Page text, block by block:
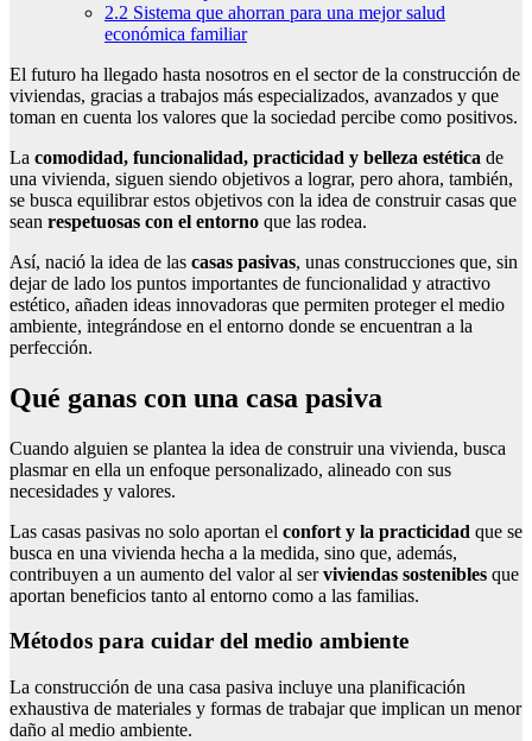
2.2 Sistema que ahorran para una mejor salud
económica familiar
El futuro ha llegado hasta nosotros en el sector de la construcción de
viviendas, gracias a trabajos más especializados, avanzados y que
toman en cuenta los valores que la sociedad percibe como positivos.
La comodidad, funcionalidad, practicidad y belleza estética de
una vivienda, siguen siendo objetivos a lograr, pero ahora, también,
se busca equilibrar estos objetivos con la idea de construir casas que
sean respetuosas con el entorno que las rodea.
Así, nació la idea de las casas pasivas, unas construcciones que, sin
dejar de lado los puntos importantes de funcionalidad y atractivo
estético, añaden ideas innovadoras que permiten proteger el medio
ambiente, integrándose en el entorno donde se encuentran a la
perfección.
Qué ganas con una casa pasiva
Cuando alguien se plantea la idea de construir una vivienda, busca
plasmar en ella un enfoque personalizado, alineado con sus
necesidades y valores.
Las casas pasivas no solo aportan el confort y la practicidad que se
busca en una vivienda hecha a la medida, sino que, además,
contribuyen a un aumento del valor al serviviendas sostenibles que
aportan beneficios tanto al entorno como a las familias.
Métodos para cuidar del medio ambiente
La construcción de una casa pasiva incluye una planificación
exhaustiva de materiales y formas de trabajar que implican un menor
daño al medio ambiente.